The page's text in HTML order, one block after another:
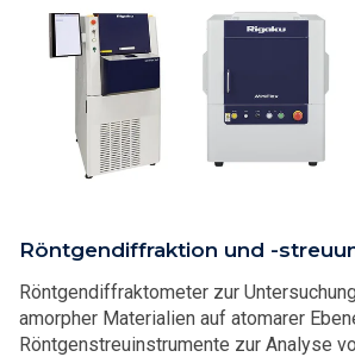
Röntgendiffraktion und -
Röntgendiffraktometer zur
amorpher Materialien auf atomarer
Röntgenstreuinstrumente zur Analyse